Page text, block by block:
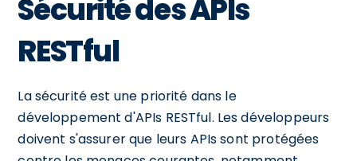
Sécurité des APIs
RESTful
La sécurité est une priorité dans le
développement d'APIs RESTful. Les développeurs
doivent s'assurer que leurs APIs sont protégées